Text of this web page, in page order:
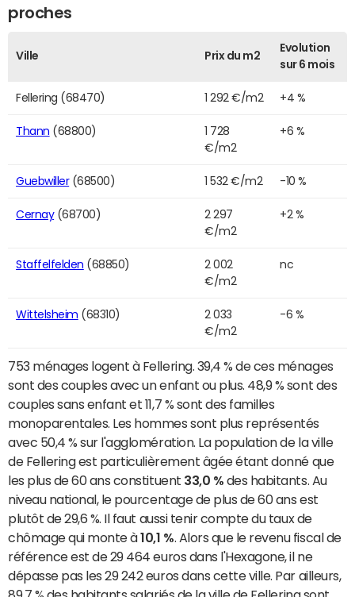
proches
Ville Prix du m2
Evolution
sur 6 mois
Fellering (68470) 1 292 €/m2 +4 %
Thann (68800)
1 728
€/m2
+6 %
Guebwiller(68500) 1 532 €/m2 -10 %
Cernay(68700)
2 297
€/m2
+2 %
Staffelfelden (68850)
2 002
€/m2
nc
Wittelsheim (68310)
2 033
€/m2
-6 %
753 ménages logent à Fellering. 39,4 % de ces ménages
sont des couples avec un enfant ou plus. 48,9 % sont des
couples sans enfant et 11,7 % sont des familles
monoparentales. Les hommes sont plus représentés
avec 50,4 % sur l'agglomération. La population de la ville
de Fellering est particulièrement âgée étant donné que
les plus de 60 ans constituent 33,0 % des habitants. Au
niveau national, le pourcentage de plus de 60 ans est
plutôt de 29,6 %. Il faut aussi tenir compte du taux de
chômage qui monte à10,1 % . Alors que le revenu fiscal de
référence est de 29 464 euros dans l'Hexagone, il ne
dépasse pas les 29 242 euros dans cette ville. Par ailleurs,
89,7 % des habitants salariés de la ville de Fellering sont